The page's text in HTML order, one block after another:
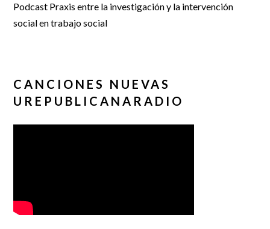
Podcast Praxis entre la investigación y la intervención
social en trabajo social
CANCIONES NUEVAS
UREPUBLICANARADIO